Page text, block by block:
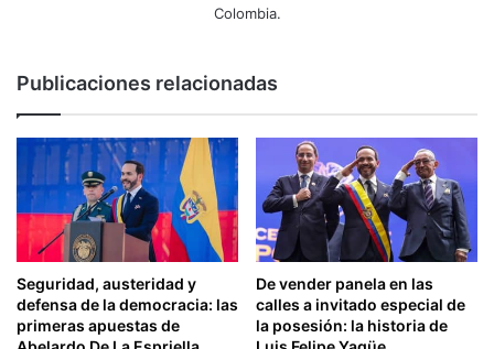
Colombia.
Publicaciones relacionadas
Seguridad, austeridad y
defensa de la democracia: las
primeras apuestas de
De vender panela en las
calles a invitado especial de
la posesión: la historia de